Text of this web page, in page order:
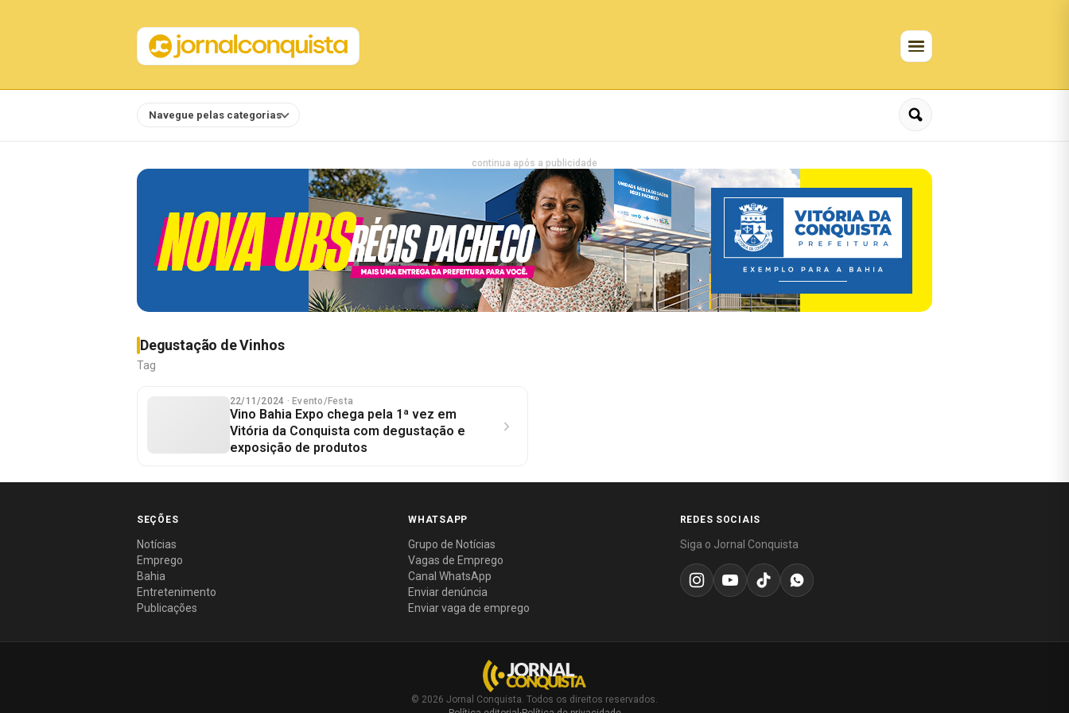
Navegue pelas categorias
continua após a publicidade
Degustação de Vinhos
Tag
22/11/2024 · Evento/Festa
Vino Bahia Expo chega pela 1ª vez em
Vitória da Conquista com degustação e
exposição de produtos
SEÇÕES
Notícias
Emprego
Bahia
Entretenimento
Publicações
WHATSAPP
Grupo de Notícias
Vagas de Emprego
Canal WhatsApp
Enviar denúncia
Enviar vaga de emprego
REDES SOCIAIS
Siga o Jornal Conquista
© 2026 Jornal Conquista. Todos os direitos reservados.